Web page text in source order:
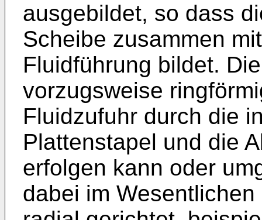
ausgebildet, so dass
Scheibe zusammen
Fluidführung bildet.
vorzugsweise
Fluidzufuhr durch die
Plattenstapel und die
erfolgen kann oder
dabei im